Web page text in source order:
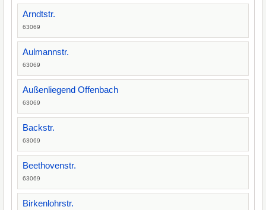
Arndtstr.
63069
Aulmannstr.
63069
Außenliegend Offenbach
63069
Backstr.
63069
Beethovenstr.
63069
Birkenlohrstr.